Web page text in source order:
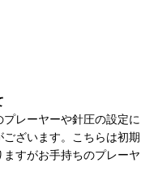
レーヤーや針圧の設定に
ざいます。こちらは初期
すがお手持ちのプレーヤ